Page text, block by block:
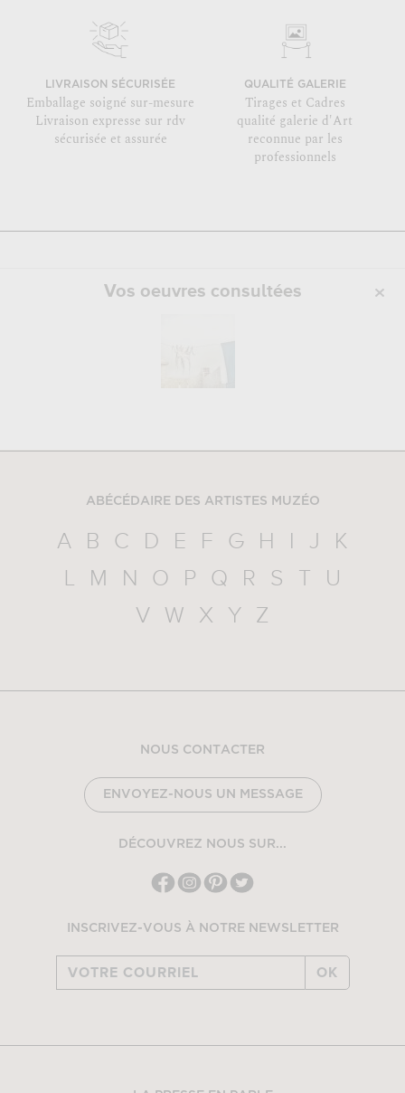
LIVRAISON SÉCURISÉE
Emballage soigné sur-mesure
Livraison expresse sur rdv
sécurisée et assurée
QUALITÉ GALERIE
Tirages et Cadres
qualité galerie d'Art
reconnue par les
professionnels
Vos oeuvres consultées
ABÉCÉDAIRE DES ARTISTES MUZÉO
A B C D E F G H I J
K
L
M N O P Q R S T
U
V
W X Y Z
NOUS CONTACTER
ENVOYEZ-NOUS UN MESSAGE
DÉCOUVREZ NOUS SUR...
INSCRIVEZ-VOUS À NOTRE NEWSLETTER
OK